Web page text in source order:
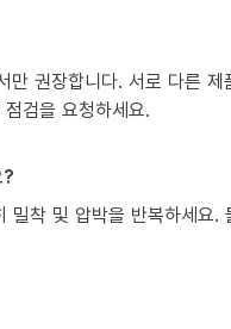
권장합니다. 서로 다른
검을 요청하세요.
착 및 압박을 반복하세요